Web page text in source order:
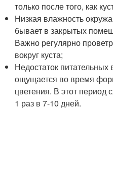
только после того, как
Низкая влажность
бывает в закрытых
Важно регулярно
вокруг куста;
Недостаток
ощущается во время
цветения. В этот период
1 раз в 7-10 дней.